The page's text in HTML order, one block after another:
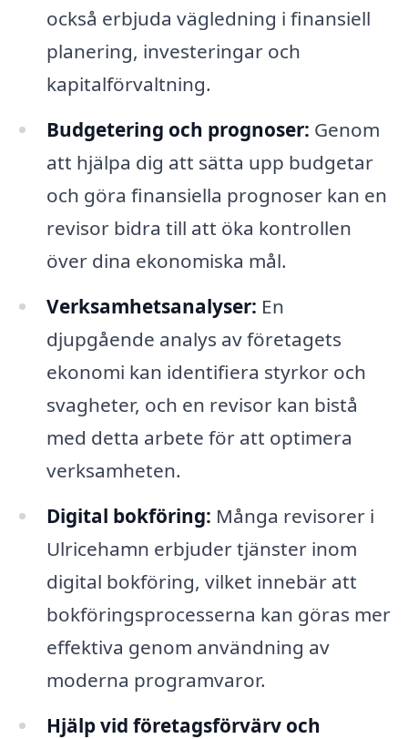
också erbjuda vägledning i finansiell
planering, investeringar och
kapitalförvaltning.
Budgetering och prognoser: Genom
att hjälpa dig att sätta upp budgetar
och göra finansiella prognoser kan en
revisor bidra till att öka kontrollen
över dina ekonomiska mål.
Verksamhetsanalyser: En
djupgående analys av företagets
ekonomi kan identifiera styrkor och
svagheter, och en revisor kan bistå
med detta arbete för att optimera
verksamheten.
Digital bokföring: Många revisorer i
Ulricehamn erbjuder tjänster inom
digital bokföring, vilket innebär att
bokföringsprocesserna kan göras mer
effektiva genom användning av
moderna programvaror.
Hjälp vid företagsförvärv och